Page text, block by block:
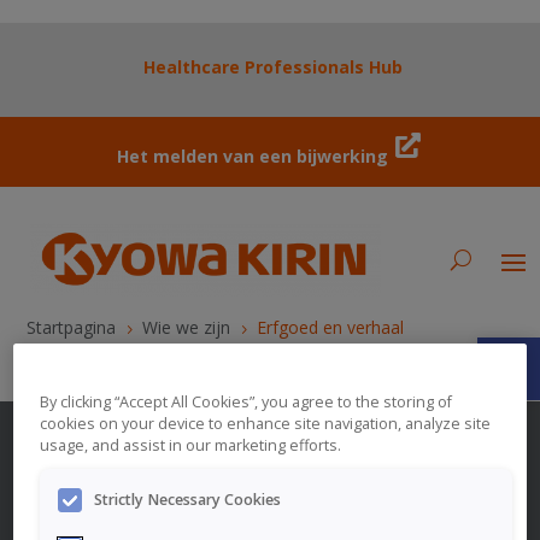
Healthcare Professionals Hub
Het melden van een bijwerking
Startpagina 5 Wie we zijn 5 Erfgoed en verhaal
By clicking “Accept All Cookies”, you agree to the storing of
cookies on your device to enhance site navigation, analyze site
usage, and assist in our marketing efforts.
Strictly Necessary Cookies